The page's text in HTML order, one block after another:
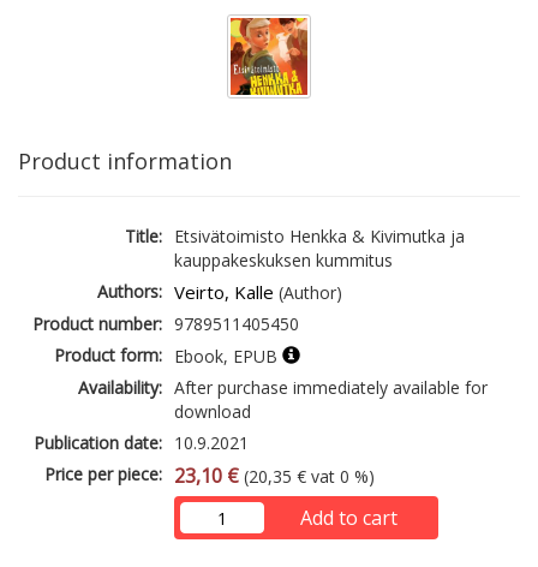
Product information
Title: Etsivätoimisto Henkka & Kivimutka ja
kauppakeskuksen kummitus
Authors: Veirto, Kalle (Author)
Product number: 9789511405450
Product form: Ebook, EPUB
Availability: After purchase immediately available for
download
Publication date: 10.9.2021
Price per piece: 23,10 € (20,35 € vat 0 %)
Add to cart